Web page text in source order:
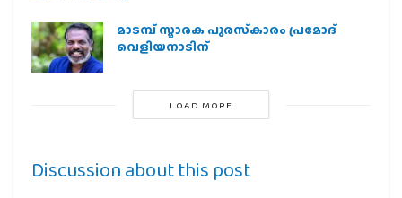
മാടമ്പ് സ്മാരക പുരസ്‌കാരം പ്രമോദ്
വെളിയനാടിന്
LOAD MORE
Discussion about this post